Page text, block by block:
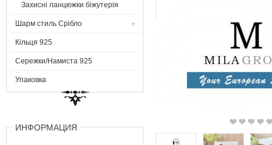
Захисні ланцюжки біжутерія
Шарм стиль Срібло
Кільця 925
Сережки/Намиста 925
Упаковка
ИНФОРМАЦИЯ